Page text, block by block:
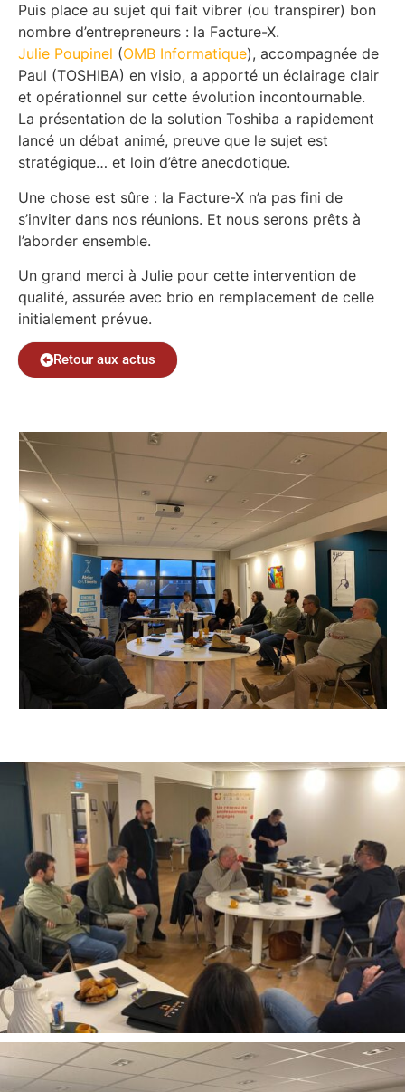
Puis place au sujet qui fait vibrer (ou transpirer) bon
nombre d’entrepreneurs : la Facture-X.
Julie Poupinel (OMB Informatique), accompagnée de
Paul (TOSHIBA) en visio, a apporté un éclairage clair
et opérationnel sur cette évolution incontournable.
La présentation de la solution Toshiba a rapidement
lancé un débat animé, preuve que le sujet est
stratégique… et loin d’être anecdotique.
Une chose est sûre : la Facture-X n’a pas fini de
s’inviter dans nos réunions. Et nous serons prêts à
l’aborder ensemble.
Un grand merci à Julie pour cette intervention de
qualité, assurée avec brio en remplacement de celle
initialement prévue.
Retour aux actus